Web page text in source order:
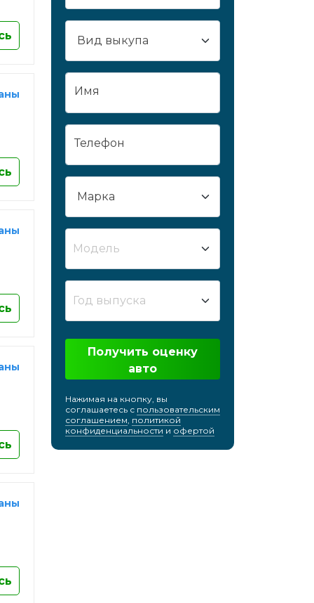
Сызрань
Сыктывкар
Тамбов
Тверь
Тобольск
Тула
Тюмень
Улан-Удэ
Усть-Лабинск
Хабаровск
Химки
Чебоксары
Челябинск
Череповец
Черкесск
Черноголовка
Чехов
Имя
Телефон
Модель
Год выпуска
Получить оценку
авто
Нажимая на кнопку, вы
соглашаетесь с пользовательским
соглашением, политикой
конфиденциальности и офертой